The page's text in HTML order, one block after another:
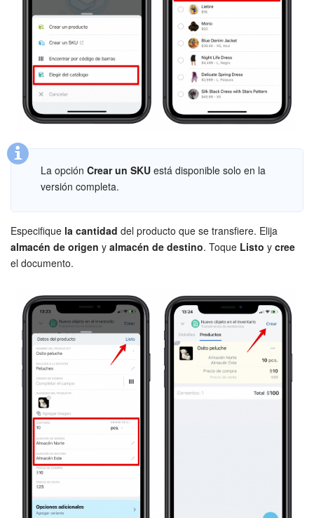
Tienda CRM
Empleados
Base de conocimientos
Firma electrónica
Automatización
Flujos de trabajo
Marketing
Gestión del inventario
Telefonía
Widget del empleado
Configuraciones de la cuenta
Bitrix24 En Premisa
Bitrix24 Messenger
Preguntas generales
La opción Crear un SKU está disponible solo en la
versión completa.
Especifique la cantidad del producto que se transfiere. Elija
almacén de origen y almacén de destino. Toque Listo y cree
el documento.